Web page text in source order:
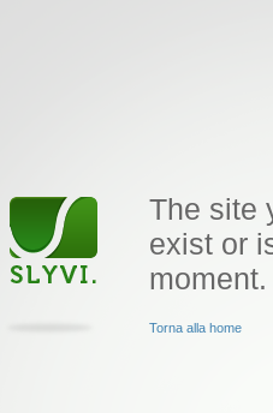
The site
exist or
moment.
Torna alla home